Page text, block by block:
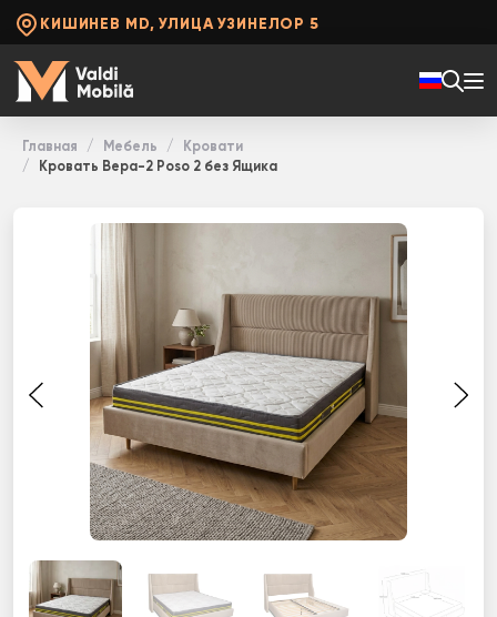
КИШИНЕВ MD, УЛИЦА УЗИНЕЛОР 5
Главная Мебель
Кровати
Кровать Вера-2 Poso 2 без Ящика